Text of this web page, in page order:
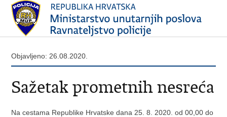
Objavljeno: 26.08.2020.
Sažetak prometnih nesreća
Na cestama Republike Hrvatske dana 25. 8. 2020. od 00,00 do